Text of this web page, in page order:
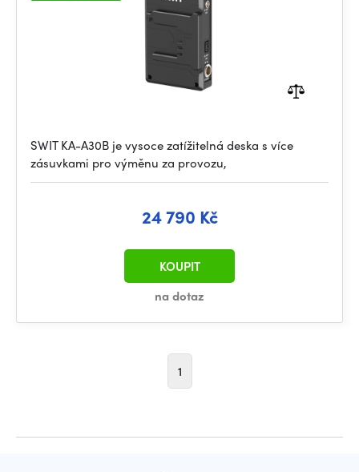
SWIT KA-A30B je vysoce zatížitelná deska s více
zásuvkami pro výměnu za provozu,
24 790 Kč
na dotaz
KOUPIT
1